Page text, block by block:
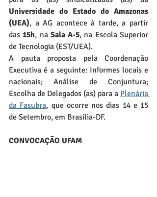
Universidade do Estado do Amazonas
(UEA), a AG acontece à tarde, a partir
das 15h, na Sala A-5, na Escola Superior
de Tecnologia (EST/UEA).
A pauta proposta pela Coordenação
Executiva é a seguinte: Informes locais e
nacionais; Análise de Conjuntura;
Escolha de Delegados (as) para a Plenária
da Fasubra, que ocorre nos dias 14 e 15
de Setembro, em Brasília-DF.
CONVOCAÇÃO UFAM